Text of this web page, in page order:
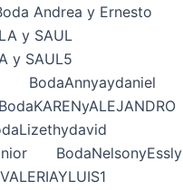
Andrea y Ernesto
y SAUL
y SAUL5
BodaAnnyaydaniel
BodaKARENyALEJANDRO
BodaNelsonyEssly